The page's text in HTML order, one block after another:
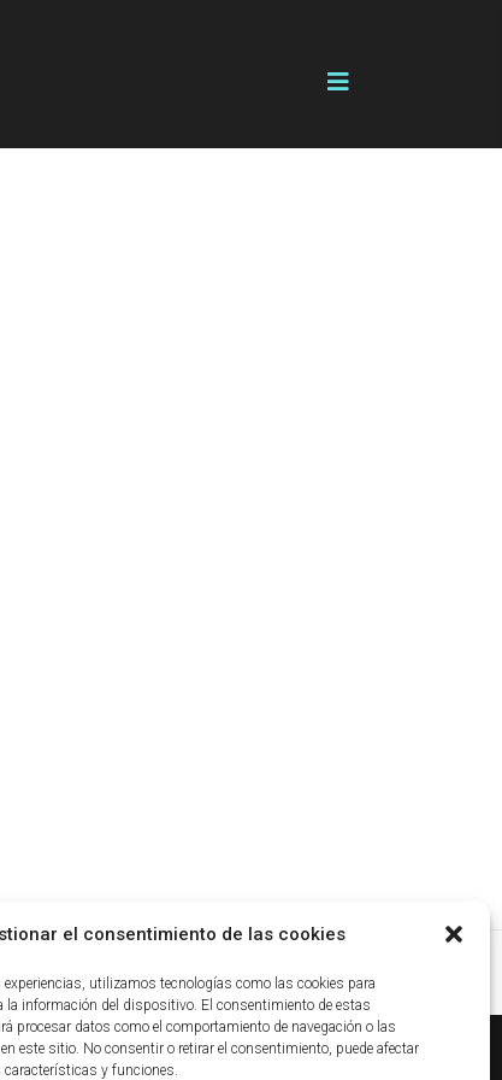
el consentimiento de las cookies
experiencias, utilizamos tecnologías como las cookies para
la información del dispositivo. El consentimiento de estas
procesar datos como el comportamiento de navegación o las
este sitio. No consentir o retirar el consentimiento, puede afectar
características y funciones.